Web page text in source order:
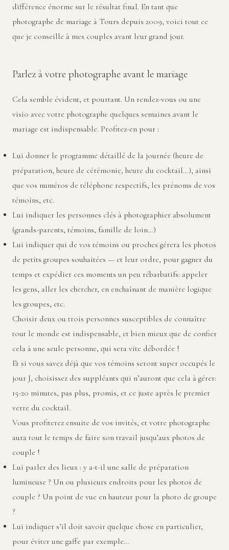
différence énorme sur le résultat final. En tant que
photographe de mariage à Tours depuis 2009, voici tout ce
que je conseille à mes couples avant leur grand jour.
Parlez à votre photographe avant le mariage
Cela semble évident, et pourtant. Un rendez-vous ou une
visio avec votre photographe quelques semaines avant le
mariage est indispensable. Profitez-en pour :
Lui donner le programme détaillé de la journée (heure de
préparation, heure de cérémonie, heure du cocktail…), ainsi
que vos numéros de téléphone respectifs, les prénoms de vos
témoins, etc.
Lui indiquer les personnes clés à photographier absolument
(grands-parents, témoins, famille de loin…)
Lui indiquer qui de vos témoins ou proches gérera les photos
de petits groupes souhaitées — et leur ordre, pour gagner du
temps et expédier ces moments un peu rébarbatifs: appeler
les gens, aller les chercher, en enchaînant de manière logique
les groupes, etc.
Choisir deux ou trois personnes susceptibles de connaître
tout le monde est indispensable, et bien mieux que de confier
cela à une seule personne, qui sera vite débordée !
Et si vous savez déjà que vos témoins seront super occupés le
jour J, choisissez des suppléants qui n’auront que cela à gérer:
15-20 minutes, pas plus, promis, et ce juste après le premier
verre du cocktail.
Vous profiterez ensuite de vos invités, et votre photographe
aura tout le temps de faire son travail jusqu’aux photos de
couple !
Lui parler des lieux : y a-t-il une salle de préparation
lumineuse ? Un ou plusieurs endroits pour les photos de
couple ? Un point de vue en hauteur pour la photo de groupe
?
Lui indiquer s’il doit savoir quelque chose en particulier,
pour éviter une gaffe par exemple…